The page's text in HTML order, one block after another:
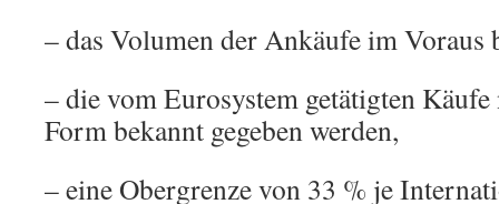
– das Volumen der Ankäufe im Voraus
– die vom Eurosystem getätigten
Form bekannt gegeben werden,
– eine Obergrenze von 33 % je